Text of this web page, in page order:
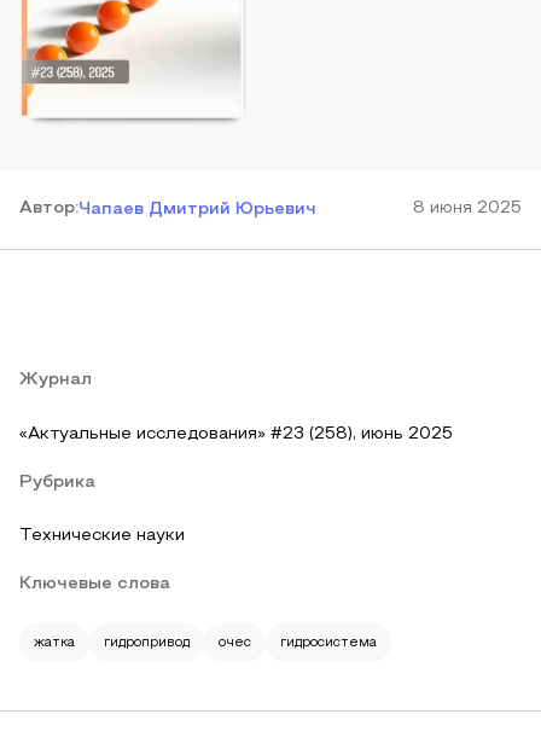
Автор:Чапаев Дмитрий Юрьевич 8 июня 2025
Журнал
«Актуальные исследования» #23 (258), июнь 2025
Рубрика
Технические науки
Ключевые слова
жатка гидропривод очес гидросистема